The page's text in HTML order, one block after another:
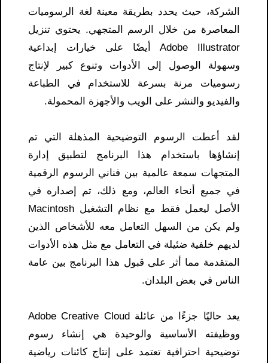
الشركة، حيث يحدد بطريقة معينة لغة الرسوميات
المعاصرة من خلال الرسم المتجهي. يحتوي تنزيل
Adobe Illustrator أيضًا على خيارات إبداعية
وسهولة الوصول إلى الأدوات وتنوع كبير لإنتاج
رسوميات مرنة بسرعة للاستخدام في الطباعة
والفيديو والنشر على الويب والأجهزة المحمولة.
لقد أعطت الرسوم التوضيحية المذهلة التي تم
إنشاؤها باستخدام هذا البرنامج لتطبيق إدارة
المتجهات سمعة عالمية بين فناني الرسوم الرقمية
في جميع أنحاء العالم، ومع ذلك، تم إصداره في
الأصل ليعمل فقط مع نظام التشغيل Macintosh
ولم يكن من السهل التعامل معه للأشخاص الذين
لديهم خلفية ضئيلة في التعامل مع مثل هذه الأدوات
المتقدمة مما أثر على قبول هذا البرنامج بين عامة
الناس في بعض البلدان.
يعد حاليًا جزءًا من عائلة Adobe Creative Cloud
ووظيفته الأساسية والوحيدة هي إنشاء رسوم
توضيحية احترافية تعتمد على إنتاج كائنات رياضية